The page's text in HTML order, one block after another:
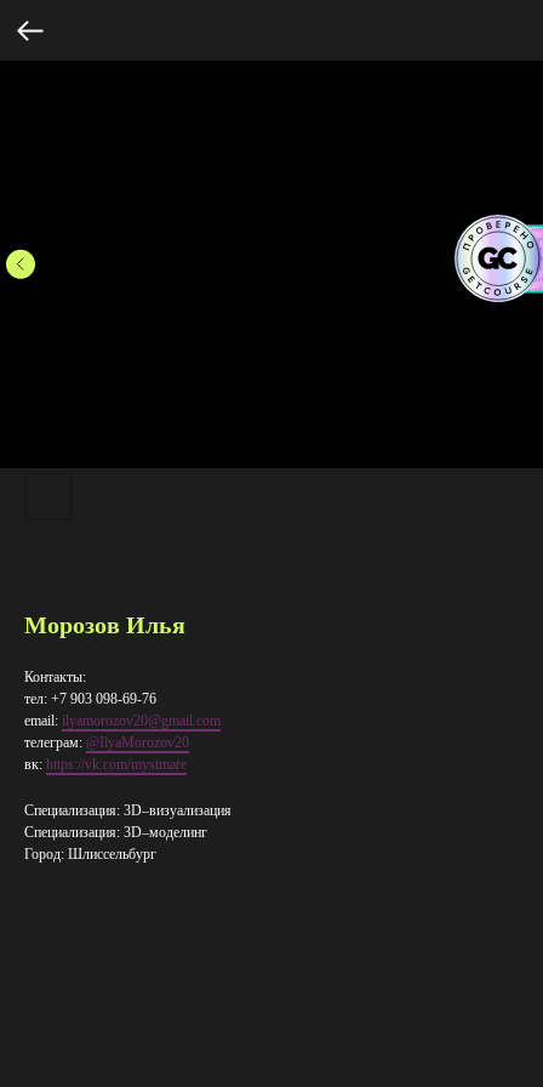
Морозов Илья
Контакты:
тел: +7 903 098-69-76
email: ilyamorozov20@gmail.com
телеграм: @IlyaMorozov20
вк: https://vk.com/mystmare
Специализация: 3D–визуализация
Специализация: 3D–​моделинг
Город: Шлиссельбург